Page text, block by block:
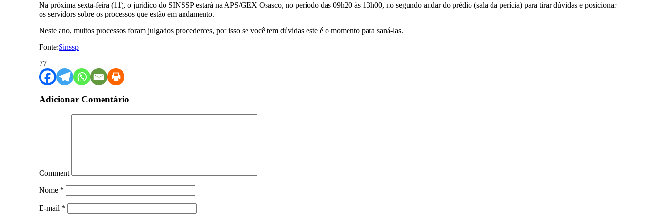
Na próxima sexta-feira (11), o jurídico do SINSSP estará na APS/GEX Osasco, no período das 09h20 às 13h00, no segundo andar do prédio (sala da perícia) para tirar dúvidas e posicionar
os servidors sobre os processos que estão em andamento.
Neste ano, muitos processos foram julgados procedentes, por isso se você tem dúvidas este é o momento para saná-las.
Fonte:Sinssp
77
Adicionar Comentário
Comment
Nome *
E-mail *